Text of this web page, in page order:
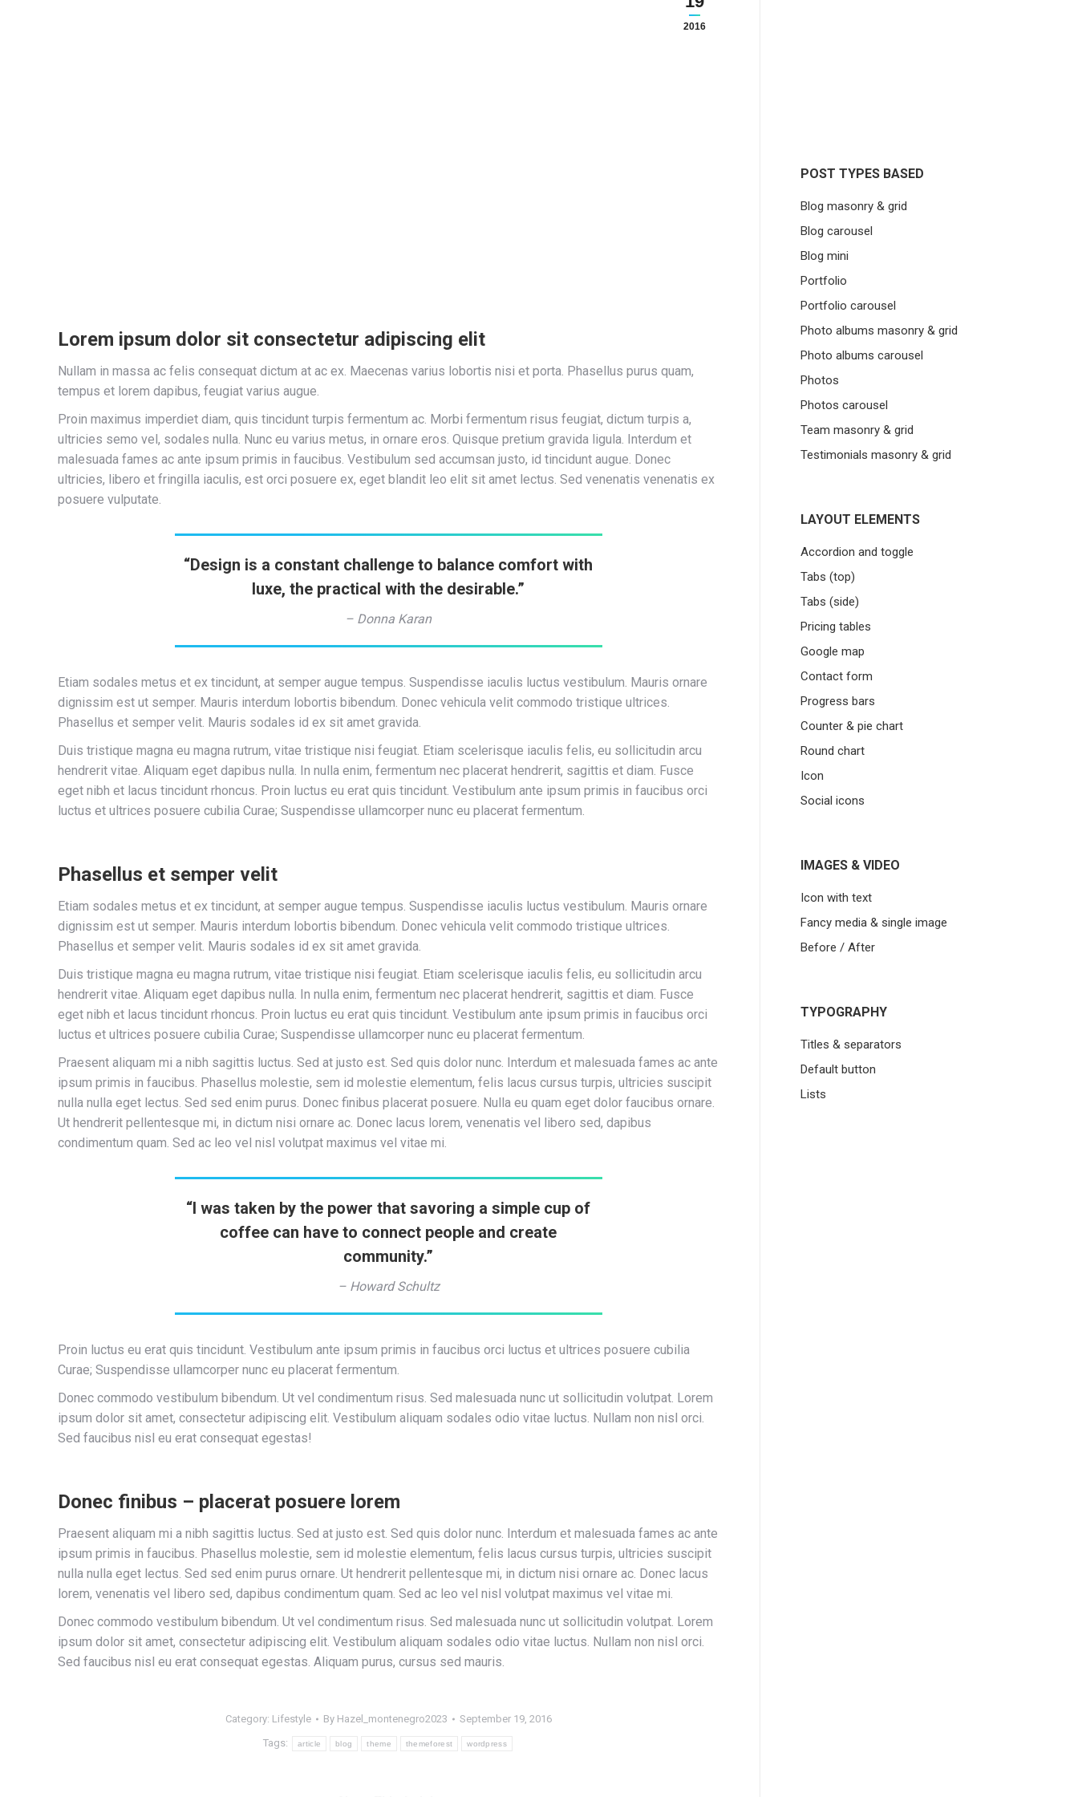
2016
Lorem ipsum dolor sit consectetur adipiscing elit
Nullam in massa ac felis consequat dictum at ac ex. Maecenas varius lobortis nisi et porta. Phasellus purus quam,
tempus et lorem dapibus, feugiat varius augue.
Proin maximus imperdiet diam, quis tincidunt turpis fermentum ac. Morbi fermentum risus feugiat, dictum turpis a,
ultricies semo vel, sodales nulla. Nunc eu varius metus, in ornare eros. Quisque pretium gravida ligula. Interdum et
malesuada fames ac ante ipsum primis in faucibus. Vestibulum sed accumsan justo, id tincidunt augue. Donec
ultricies, libero et fringilla iaculis, est orci posuere ex, eget blandit leo elit sit amet lectus. Sed venenatis venenatis ex
posuere vulputate.
“Design is a constant challenge to balance comfort with
luxe, the practical with the desirable.”
– Donna Karan
Etiam sodales metus et ex tincidunt, at semper augue tempus. Suspendisse iaculis luctus vestibulum. Mauris ornare
dignissim est ut semper. Mauris interdum lobortis bibendum. Donec vehicula velit commodo tristique ultrices.
Phasellus et semper velit. Mauris sodales id ex sit amet gravida.
Duis tristique magna eu magna rutrum, vitae tristique nisi feugiat. Etiam scelerisque iaculis felis, eu sollicitudin arcu
hendrerit vitae. Aliquam eget dapibus nulla. In nulla enim, fermentum nec placerat hendrerit, sagittis et diam. Fusce
eget nibh et lacus tincidunt rhoncus. Proin luctus eu erat quis tincidunt. Vestibulum ante ipsum primis in faucibus orci
luctus et ultrices posuere cubilia Curae; Suspendisse ullamcorper nunc eu placerat fermentum.
Phasellus et semper velit
Etiam sodales metus et ex tincidunt, at semper augue tempus. Suspendisse iaculis luctus vestibulum. Mauris ornare
dignissim est ut semper. Mauris interdum lobortis bibendum. Donec vehicula velit commodo tristique ultrices.
Phasellus et semper velit. Mauris sodales id ex sit amet gravida.
Duis tristique magna eu magna rutrum, vitae tristique nisi feugiat. Etiam scelerisque iaculis felis, eu sollicitudin arcu
hendrerit vitae. Aliquam eget dapibus nulla. In nulla enim, fermentum nec placerat hendrerit, sagittis et diam. Fusce
eget nibh et lacus tincidunt rhoncus. Proin luctus eu erat quis tincidunt. Vestibulum ante ipsum primis in faucibus orci
luctus et ultrices posuere cubilia Curae; Suspendisse ullamcorper nunc eu placerat fermentum.
Praesent aliquam mi a nibh sagittis luctus. Sed at justo est. Sed quis dolor nunc. Interdum et malesuada fames ac ante
ipsum primis in faucibus. Phasellus molestie, sem id molestie elementum, felis lacus cursus turpis, ultricies suscipit
nulla nulla eget lectus. Sed sed enim purus. Donec finibus placerat posuere. Nulla eu quam eget dolor faucibus ornare.
Ut hendrerit pellentesque mi, in dictum nisi ornare ac. Donec lacus lorem, venenatis vel libero sed, dapibus
condimentum quam. Sed ac leo vel nisl volutpat maximus vel vitae mi.
“I was taken by the power that savoring a simple cup of
coffee can have to connect people and create
community.”
– Howard Schultz
Proin luctus eu erat quis tincidunt. Vestibulum ante ipsum primis in faucibus orci luctus et ultrices posuere cubilia
Curae; Suspendisse ullamcorper nunc eu placerat fermentum.
Donec commodo vestibulum bibendum. Ut vel condimentum risus. Sed malesuada nunc ut sollicitudin volutpat. Lorem
ipsum dolor sit amet, consectetur adipiscing elit. Vestibulum aliquam sodales odio vitae luctus. Nullam non nisl orci.
Sed faucibus nisl eu erat consequat egestas!
Donec finibus – placerat posuere lorem
Praesent aliquam mi a nibh sagittis luctus. Sed at justo est. Sed quis dolor nunc. Interdum et malesuada fames ac ante
ipsum primis in faucibus. Phasellus molestie, sem id molestie elementum, felis lacus cursus turpis, ultricies suscipit
nulla nulla eget lectus. Sed sed enim purus ornare. Ut hendrerit pellentesque mi, in dictum nisi ornare ac. Donec lacus
lorem, venenatis vel libero sed, dapibus condimentum quam. Sed ac leo vel nisl volutpat maximus vel vitae mi.
Donec commodo vestibulum bibendum. Ut vel condimentum risus. Sed malesuada nunc ut sollicitudin volutpat. Lorem
ipsum dolor sit amet, consectetur adipiscing elit. Vestibulum aliquam sodales odio vitae luctus. Nullam non nisl orci.
Sed faucibus nisl eu erat consequat egestas. Aliquam purus, cursus sed mauris.
Category: Lifestyle By Hazel_montenegro2023 September 19, 2016
Tags: article blog theme themeforest wordpress
POST TYPES BASED
Blog masonry & grid
Blog carousel
Blog mini
Portfolio
Portfolio carousel
Photo albums masonry & grid
Photo albums carousel
Photos
Photos carousel
Team masonry & grid
Testimonials masonry & grid
LAYOUT ELEMENTS
Accordion and toggle
Tabs (top)
Tabs (side)
Pricing tables
Google map
Contact form
Progress bars
Counter & pie chart
Round chart
Icon
Social icons
IMAGES & VIDEO
Icon with text
Fancy media & single image
Before / After
TYPOGRAPHY
Titles & separators
Default button
Lists